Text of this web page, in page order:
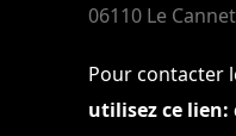
06110 Le
Pour contacter
utilisez ce